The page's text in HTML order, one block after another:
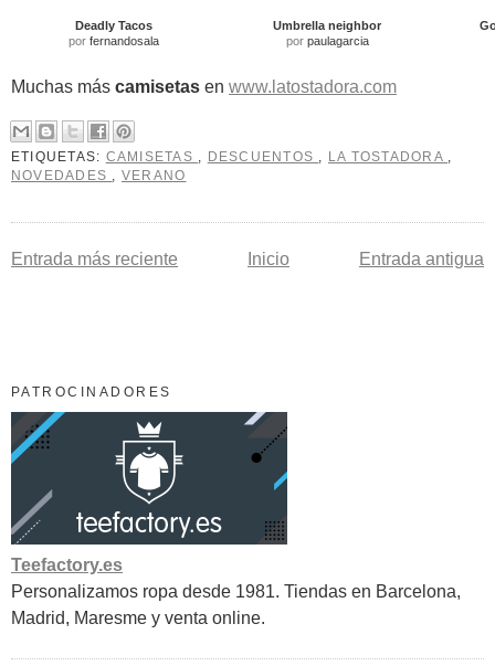
Deadly Tacos
por fernandosala
Umbrella neighbor
por paulagarcia
Muchas más camisetas en www.latostadora.com
ETIQUETAS: CAMISETAS , DESCUENTOS , LA TOSTADORA ,
NOVEDADES , VERANO
Entrada más reciente Entrada antigua
Inicio
PATROCINADORES
Teefactory.es
Personalizamos ropa desde 1981. Tiendas en Barcelona,
Madrid, Maresme y venta online.